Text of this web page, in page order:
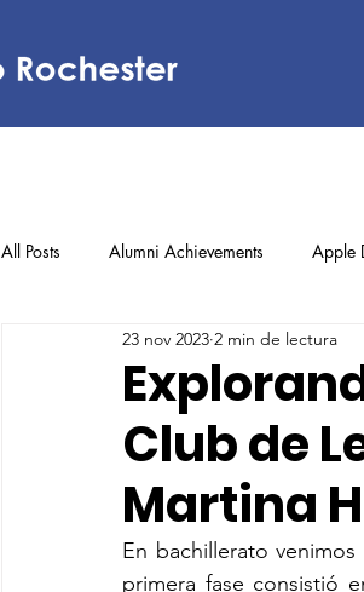
All Posts Alumni Achievements Apple
Lower Elementary Middle School
Upper ElementaryClub de
Martina
23 nov 2023 2 min de lectura
En bachillerato
primera fase consistió